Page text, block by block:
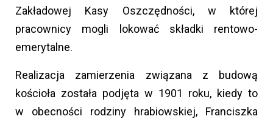
Zakładowej Kasy Oszczędności, w której
pracownicy mogli lokować składki rentowo-
emerytalne.
Realizacja zamierzenia związana z budową
kościoła została podjęta w 1901 roku, kiedy to
w obecności rodziny hrabiowskiej, Franciszka